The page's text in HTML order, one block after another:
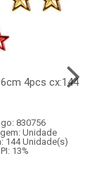
4pcs cx:144
830756
Unidade
144 Unidade(s)
13%